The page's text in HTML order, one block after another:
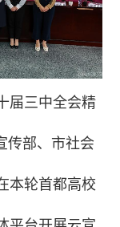
届三中全会精
传部、市社会
本轮首都高校